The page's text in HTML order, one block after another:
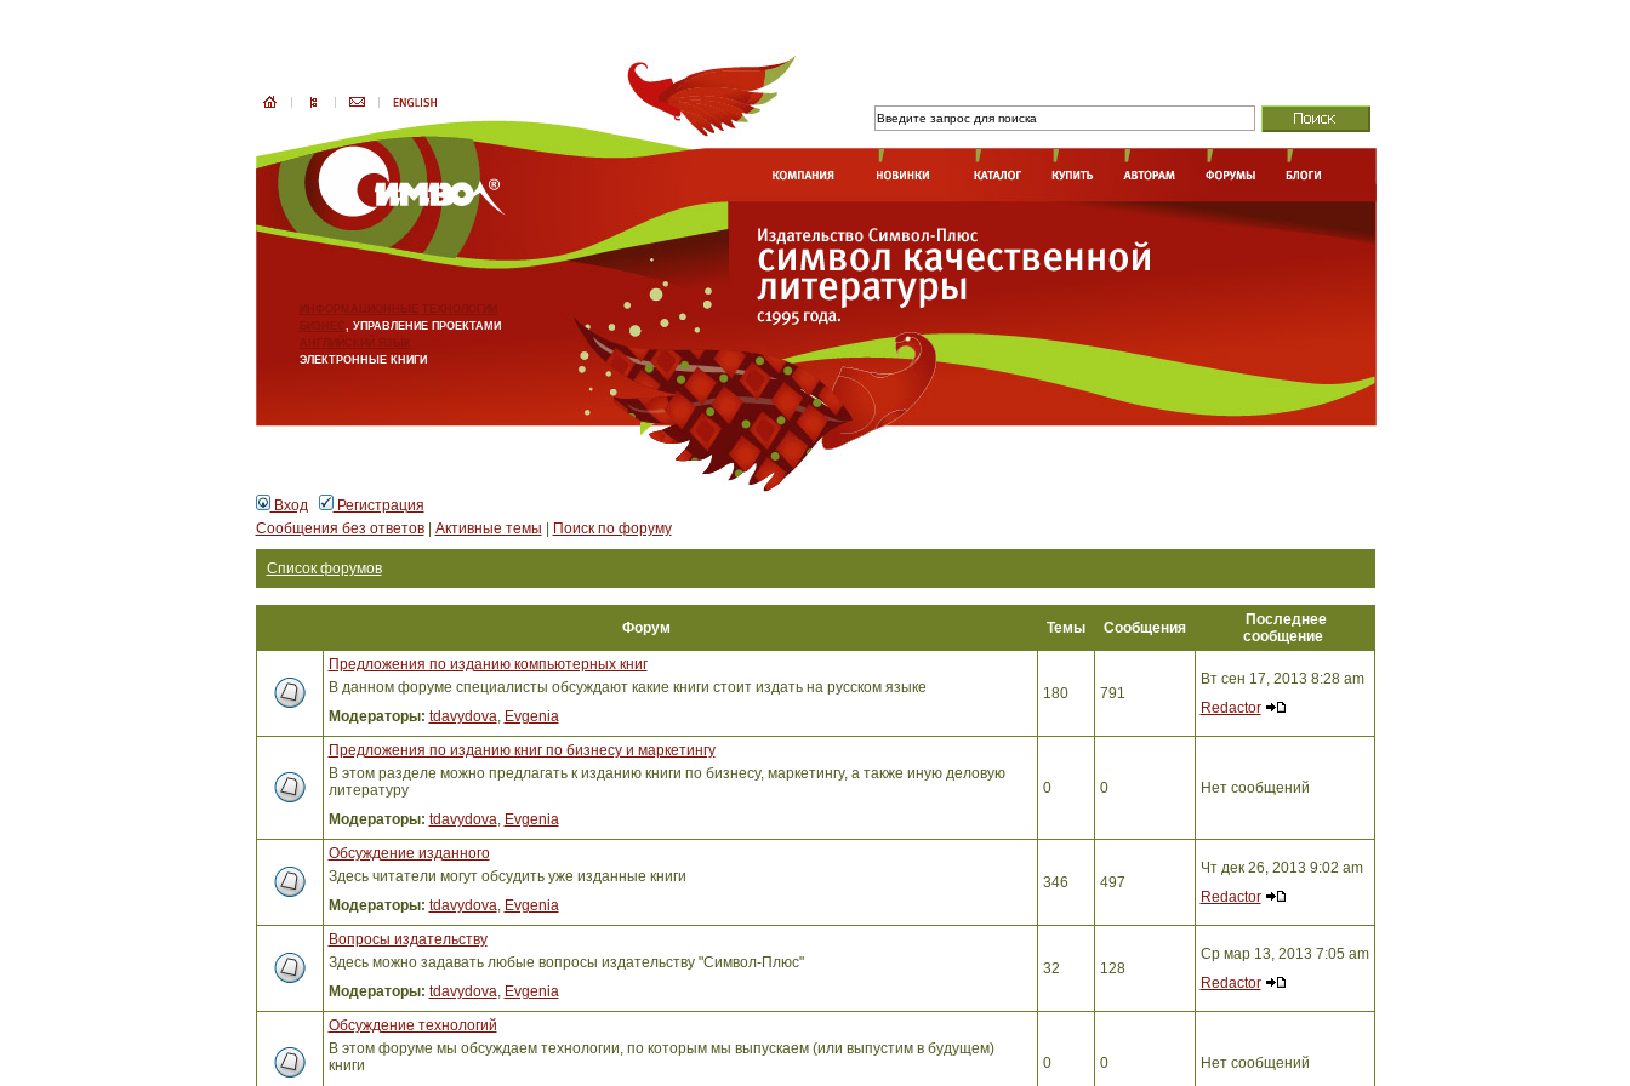
ИНФОРМАЦИОННЫЕ ТЕХНОЛОГИИ
БИЗНЕС, УПРАВЛЕНИЕ ПРОЕКТАМИ
АНГЛИЙСКИЙ ЯЗЫК
ЭЛЕКТРОННЫЕ КНИГИ
Вход
Регистрация
Сообщения без ответов| Активные темы Поиск по форуму
Список форумов
Форум Темы Сообщения
Последнее
сообщение
Предложения по изданию компьютерных книг
В данном форуме специалисты обсуждают какие книги стоит издать на русском языке
Модераторы: tdavydova, Evgenia
180 791
Вт сен 17, 2013 8:28 am
Redactor
Предложения по изданию книг по бизнесу и маркетингу
В этом разделе можно предлагать к изданию книги по бизнесу, маркетингу, а также иную деловую
литературу
Модераторы: tdavydova, Evgenia
0 0 Нет сообщений
Обсуждение изданного
Здесь читатели могут обсудить уже изданные книги
Модераторы: tdavydova, Evgenia
346 497
Чт дек 26, 2013 9:02 am
Redactor
Вопросы издательству
Здесь можно задавать любые вопросы издательству "Символ-Плюс"
Модераторы: tdavydova, Evgenia
32 128
Ср мар 13, 2013 7:05 am
Redactor
Обсуждение технологий
В этом форуме мы обсуждаем технологии, по которым мы выпускаем (или выпустим в будущем)
книги
0 0 Нет сообщений